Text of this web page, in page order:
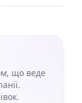
що веде